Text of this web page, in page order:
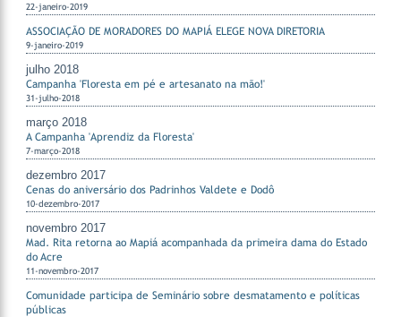
22-janeiro-2019
ASSOCIAÇÃO DE MORADORES DO MAPIÁ ELEGE NOVA DIRETORIA
9-janeiro-2019
julho 2018
Campanha 'Floresta em pé e artesanato na mão!'
31-julho-2018
março 2018
A Campanha 'Aprendiz da Floresta'
7-março-2018
dezembro 2017
Cenas do aniversário dos Padrinhos Valdete e Dodô
10-dezembro-2017
novembro 2017
Mad. Rita retorna ao Mapiá acompanhada da primeira dama do Estado
do Acre
11-novembro-2017
Comunidade participa de Seminário sobre desmatamento e políticas
públicas